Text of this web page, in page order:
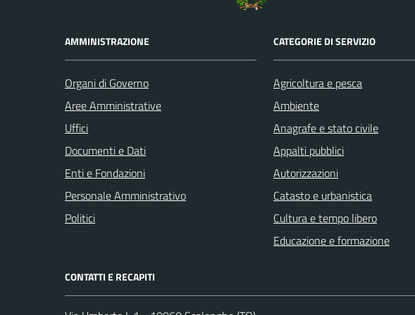
AMMINISTRAZIONE
Organi di Governo
Aree Amministrative
Uffici
Documenti e Dati
Enti e Fondazioni
Personale Amministrativo
Politici
CATEGORIE DI SERVIZIO
Agricoltura e pesca
Ambiente
Anagrafe e stato civile
Appalti pubblici
Autorizzazioni
Catasto e urbanistica
Cultura e tempo libero
Educazione e formazione
CONTATTI E RECAPITI